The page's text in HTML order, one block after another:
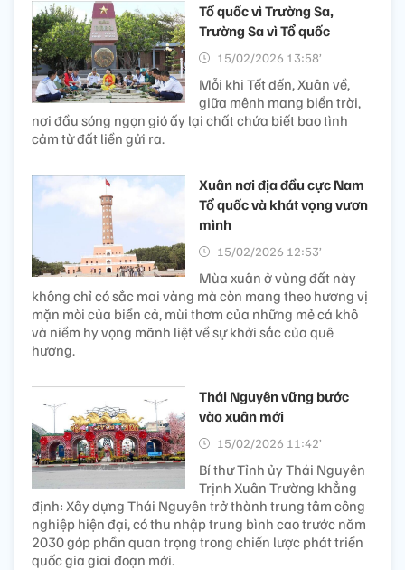
Tổ quốc vì Trường Sa,
Trường Sa vì Tổ quốc
15/02/2026 13:58’
Mỗi khi Tết đến, Xuân về,
giữa mênh mang biển trời,
nơi đầu sóng ngọn gió ấy lại chất chứa biết bao tình
cảm từ đất liền gửi ra.
Xuân nơi địa đầu cực Nam
Tổ quốc và khát vọng vươn
mình
15/02/2026 12:53’
Mùa xuân ở vùng đất này
không chỉ có sắc mai vàng mà còn mang theo hương vị
mặn mòi của biển cả, mùi thơm của những mẻ cá khô
và niềm hy vọng mãnh liệt về sự khởi sắc của quê
hương.
Thái Nguyên vững bước
vào xuân mới
15/02/2026 11:42’
Bí thư Tỉnh ủy Thái Nguyên
Trịnh Xuân Trường khẳng
định: Xây dựng Thái Nguyên trở thành trung tâm công
nghiệp hiện đại, có thu nhập trung bình cao trước năm
2030 góp phần quan trọng trong chiến lược phát triển
quốc gia giai đoạn mới.